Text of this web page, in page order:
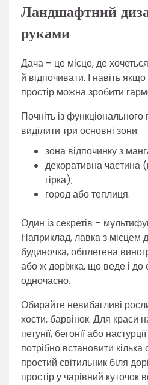
Ландшафтний
руками
Дача – це місце, де
й відпочивати. І навіть
простір можна зробити
Почніть із
виділити три основні зони:
зона відпочинку з
декоративна частина
гірка);
город або теплиця.
Один із секретів –
Наприклад, лавка з місцем
будиночка, обплетена
або ж доріжка, що веде і до
одночасно.
Обирайте невибагливі
хости, барвінок. Для краси
петунії, бегонії або
потрібно встановити кілька
простий світильник біля
простір у чарівний куточок